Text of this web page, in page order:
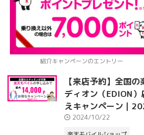
紹介キャンペーンのエントリー
【来店予約】全国
ディオン（EDION
えキャンペーン｜
2024/10/22